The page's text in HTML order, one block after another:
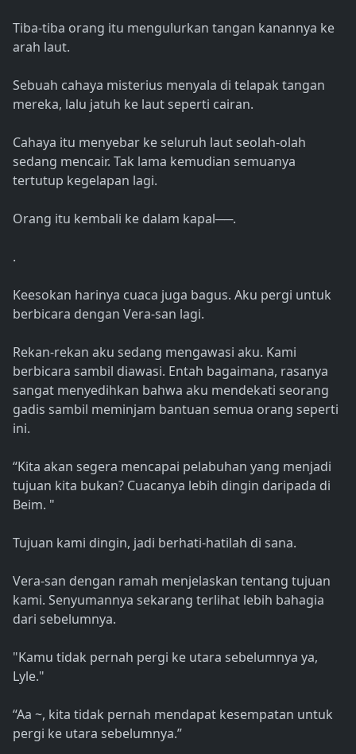
Tiba-tiba orang itu mengulurkan tangan kanannya ke
arah laut.
Sebuah cahaya misterius menyala di telapak tangan
mereka, lalu jatuh ke laut seperti cairan.
Cahaya itu menyebar ke seluruh laut seolah-olah
sedang mencair. Tak lama kemudian semuanya
tertutup kegelapan lagi.
Orang itu kembali ke dalam kapal──.
.
Keesokan harinya cuaca juga bagus. Aku pergi untuk
berbicara dengan Vera-san lagi.
Rekan-rekan aku sedang mengawasi aku. Kami
berbicara sambil diawasi. Entah bagaimana, rasanya
sangat menyedihkan bahwa aku mendekati seorang
gadis sambil meminjam bantuan semua orang seperti
ini.
“Kita akan segera mencapai pelabuhan yang menjadi
tujuan kita bukan? Cuacanya lebih dingin daripada di
Beim. "
Tujuan kami dingin, jadi berhati-hatilah di sana.
Vera-san dengan ramah menjelaskan tentang tujuan
kami. Senyumannya sekarang terlihat lebih bahagia
dari sebelumnya.
"Kamu tidak pernah pergi ke utara sebelumnya ya,
Lyle."
“Aa ~, kita tidak pernah mendapat kesempatan untuk
pergi ke utara sebelumnya.”